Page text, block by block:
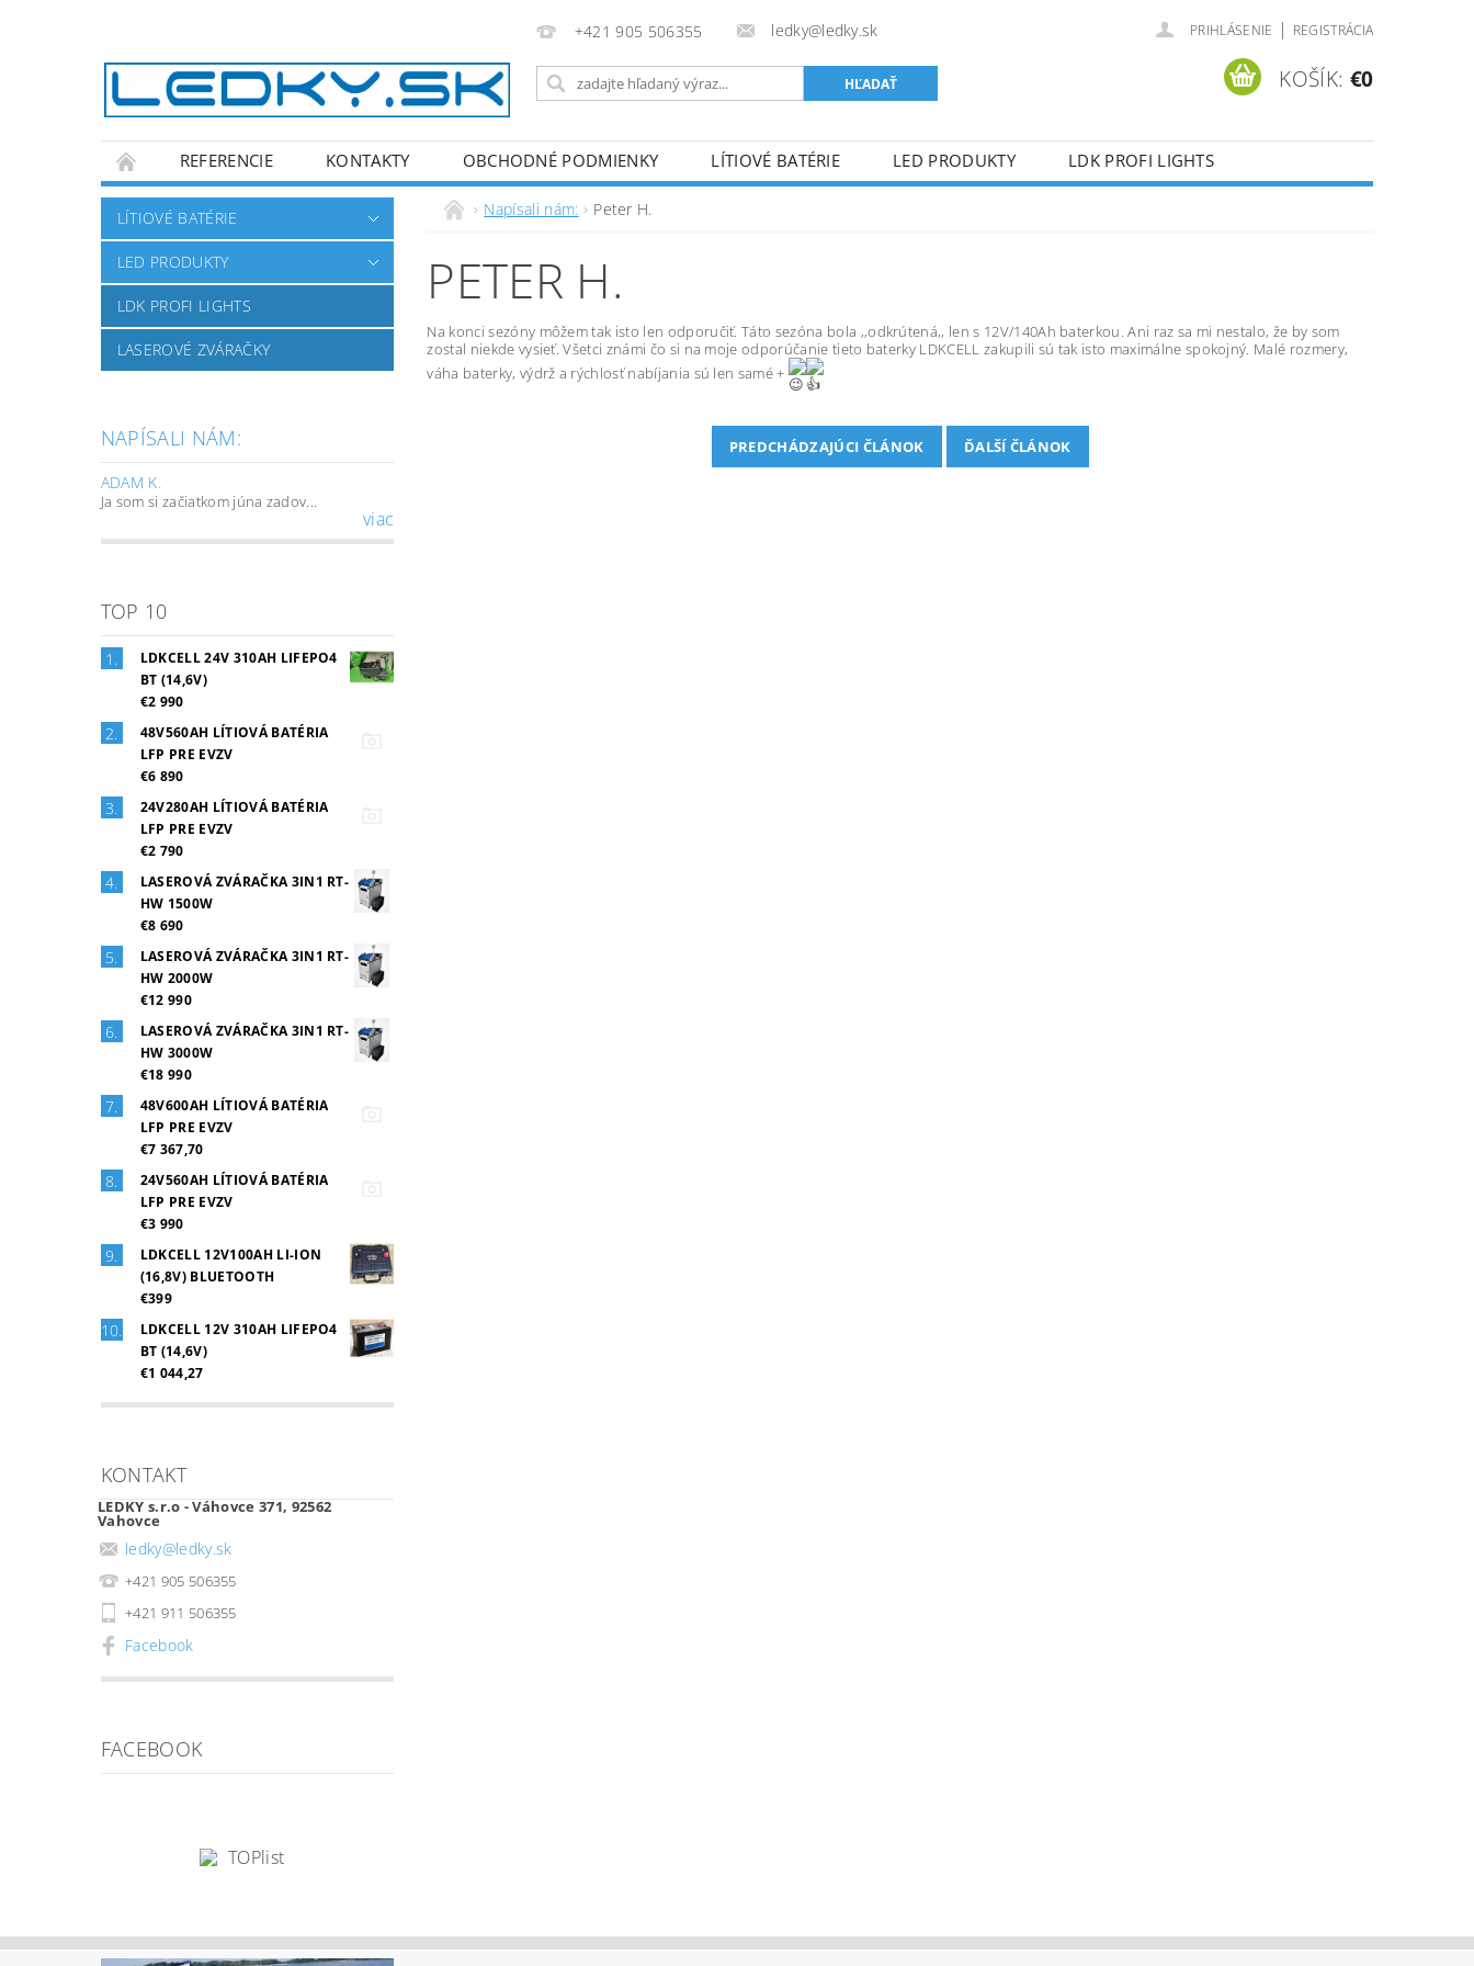
+421 905 506355 ledky@ledky.sk PRIHLÁSENIE | REGISTRÁCIA
KOŠÍK: €0
REFERENCIE KONTAKTY OBCHODNÉ PODMIENKY LÍTIOVÉ BATÉRIE LED PRODUKTY
LDK PROFI LIGHTS
LASEROVÉ ZVÁRAČKY
LÍTIOVÉ BATÉRIE
LED PRODUKTY
LDK PROFI LIGHTS
LASEROVÉ ZVÁRAČKY
NAPÍSALI NÁM:
ADAM K.
Ja som si začiatkom júna zadov...
viac
TOP 10
LDKCELL 24V 310AH LIFEPO4
BT (14,6V)
€2 990
48V560AH LÍTIOVÁ BATÉRIA
LFP PRE EVZV
€6 890
24V280AH LÍTIOVÁ BATÉRIA
LFP PRE EVZV
€2 790
LASEROVÁ ZVÁRAČKA 3IN1 RT-
HW 1500W
€8 690
LASEROVÁ ZVÁRAČKA 3IN1 RT-
HW 2000W
€12 990
LASEROVÁ ZVÁRAČKA 3IN1 RT-
HW 3000W
€18 990
48V600AH LÍTIOVÁ BATÉRIA
LFP PRE EVZV
€7 367,70
24V560AH LÍTIOVÁ BATÉRIA
LFP PRE EVZV
€3 990
LDKCELL 12V100AH LI-ION
(16,8V) BLUETOOTH
€399
LDKCELL 12V 310AH LIFEPO4
BT (14,6V)
€1 044,27
KONTAKT
LEDKY s.r.o - Váhovce 371, 92562
Vahovce
ledky@ledky.sk
+421 905 506355
+421 911 506355
Facebook
FACEBOOK
Napísali nám: Peter H.
PETER H.
Na konci sezóny môžem tak isto len odporučiť. Táto sezóna bola ,,odkrútená,, len s 12V/140Ah baterkou. Ani raz sa mi nestalo, že by som
zostal niekde vysieť. Všetci známi čo si na moje odporúčanie tieto baterky LDKCELL zakupili sú tak isto maximálne spokojný. Malé rozmery,
váha baterky, výdrž a rýchlosť nabíjania sú len samé +
PREDCHÁDZAJÚCI ČLÁNOK ĎALŠÍ ČLÁNOK